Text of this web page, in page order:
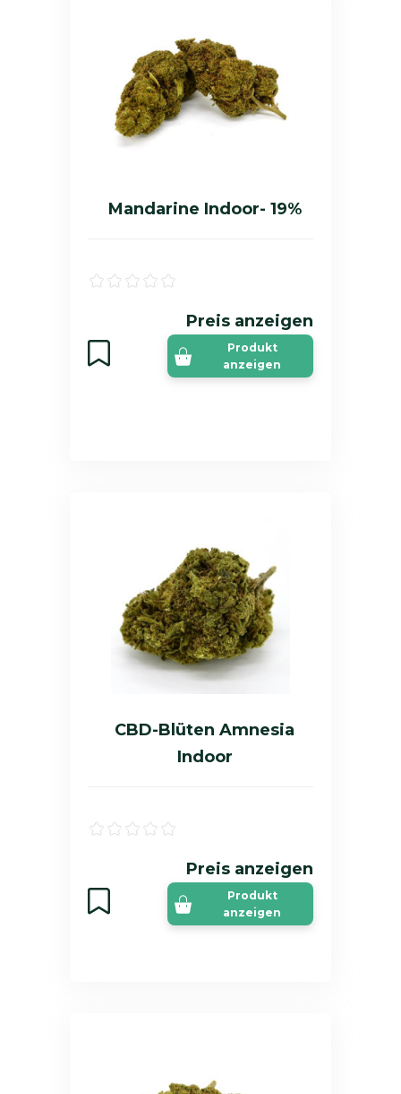
Mandarine Indoor- 19%
Preis anzeigen
Produkt
anzeigen
CBD-Blüten Amnesia
Indoor
Preis anzeigen
Produkt
anzeigen